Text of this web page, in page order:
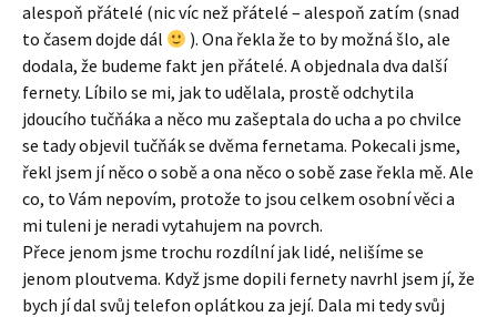
alespoň přátelé (nic víc než přátelé – alespoň zatím (snad
to časem dojde dál
). Ona řekla že to by možná šlo, ale
dodala, že budeme fakt jen přátelé. A objednala dva další
fernety. Líbilo se mi, jak to udělala, prostě odchytila
jdoucího tučňáka a něco mu zašeptala do ucha a po chvilce
se tady objevil tučňák se dvěma fernetama. Pokecali jsme,
řekl jsem jí něco o sobě a ona něco o sobě zase řekla mě. Ale
co, to Vám nepovím, protože to jsou celkem osobní věci a
mi tuleni je neradi vytahujem na povrch.
Přece jenom jsme trochu rozdílní jak lidé, nelišíme se
jenom ploutvema. Když jsme dopili fernety navrhl jsem jí, že
bych jí dal svůj telefon oplátkou za její. Dala mi tedy svůj